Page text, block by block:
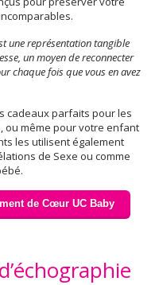
une représentation tangible
un moyen de reconnecter
chaque fois que vous en avez
cadeaux parfaits pour les
ou même pour votre enfant
les utilisent également
de Sexe ou comme
de Cœur UC Baby